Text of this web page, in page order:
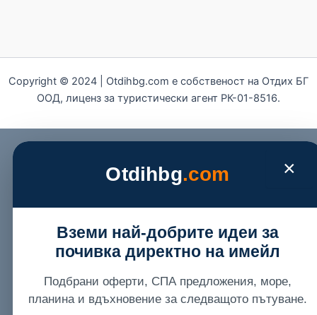
Copyright © 2024 | Otdihbg.com e собственост на Отдих БГ
ООД, лиценз за туристически агент РК-01-8516.
×
Otdihbg.com
Вземи най-добрите идеи за
почивка директно на имейл
Подбрани оферти, СПА предложения, море,
планина и вдъхновение за следващото пътуване.